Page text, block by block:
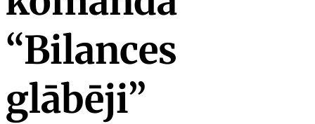
“Bilances
glābēji”